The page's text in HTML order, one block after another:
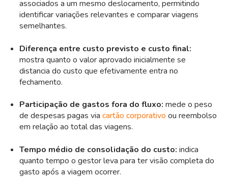
associados a um mesmo deslocamento, permitindo
identificar variações relevantes e comparar viagens
semelhantes.
Diferença entre custo previsto e custo final:
mostra quanto o valor aprovado inicialmente se
distancia do custo que efetivamente entra no
fechamento.
Participação de gastos fora do fluxo: mede o peso
de despesas pagas via cartão corporativo ou reembolso
em relação ao total das viagens.
Tempo médio de consolidação do custo: indica
quanto tempo o gestor leva para ter visão completa do
gasto após a viagem ocorrer.